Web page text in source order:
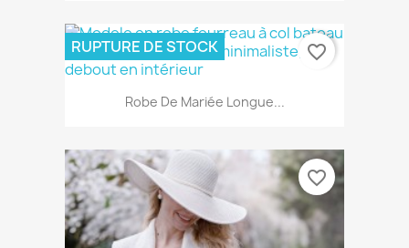
Robe De Mariée Longue...
RUPTURE DE STOCK favorite_border
favorite_border